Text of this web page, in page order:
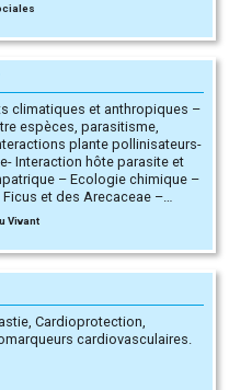
climatiques et anthropiques –
espèces, parasitisme,
plante pollinisateurs-
Interaction hôte parasite et
– Ecologie chimique –
et des Arecaceae –
Vivant
cardiaques, Biomarqueurs cardiovasculaires.